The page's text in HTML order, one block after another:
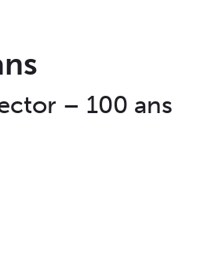
– 100 ans